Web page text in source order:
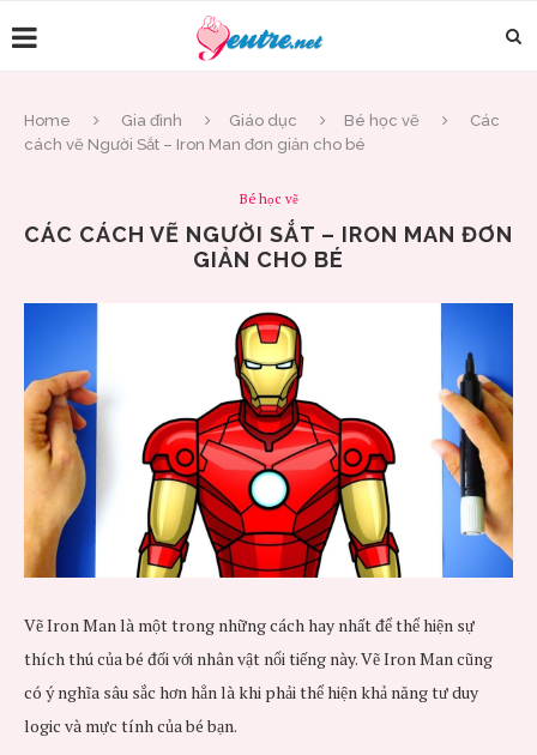
Home Gia đình Giáo dục Bé học vẽ
Các
cách vẽ Người Sắt – Iron Man đơn giản cho bé
Bé học vẽ
CÁC CÁCH VẼ NGƯỜI SẮT – IRON MAN ĐƠN
GIẢN CHO BÉ
Vẽ Iron Man là một trong những cách hay nhất để thể hiện sự
thích thú của bé đối với nhân vật nổi tiếng này. Vẽ Iron Man cũng
có ý nghĩa sâu sắc hơn hẳn là khi phải thể hiện khả năng tư duy
logic và mực tính của bé bạn.